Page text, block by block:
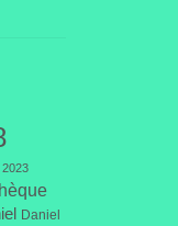
2023
Daniel